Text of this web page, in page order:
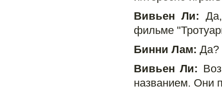
Вивьен Ли:
фильме
Бинни Лам: Да?
Вивьен Ли:
названием. Они